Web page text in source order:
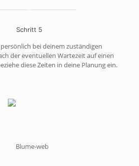
Schritt 5
bei deinem zuständigen
der eventuellen Wartezeit auf einen
diese Zeiten in deine Planung ein.